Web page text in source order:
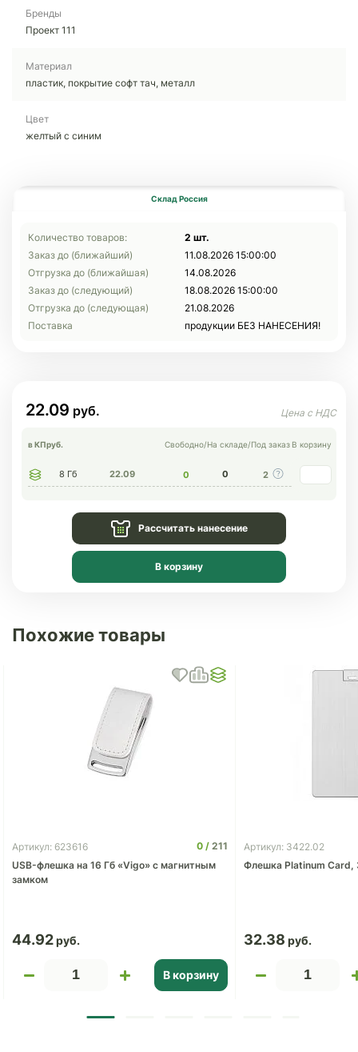
Бренды
Проект 111
Материал
пластик, покрытие софт тач, металл
Цвет
желтый с синим
Склад Россия
Количество товаров:
2 шт.
Заказ до (ближайший)
11.08.2026 15:00:00
Отгрузка до (ближайшая)
14.08.2026
Заказ до (следующий)
18.08.2026 15:00:00
Отгрузка до (следующая)
21.08.2026
Поставка
продукции БЕЗ НАНЕСЕНИЯ!
22.09
в КПруб. Свободно/На складе/Под заказ В корзину
8 Гб 22.09 0 0 2
Рассчитать нанесение
В корзину
Похожие товары
Артикул: 623616 0
211
USB-флешка на 16 Гб «Vigo» с магнитным
замком
44.92
В корзину
Артикул: 3422.02
Флешка Platinum Card,
32.38